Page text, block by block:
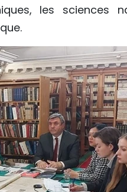
les sciences